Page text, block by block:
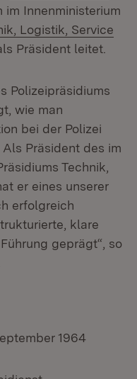
Fenster)
im Innenministerium
Logistik, Service
Präsident leitet.
Polizeipräsidiums
wie man
bei der Polizei
Präsident des im
Technik,
er eines unserer
erfolgreich
klare
geprägt“, so
1964